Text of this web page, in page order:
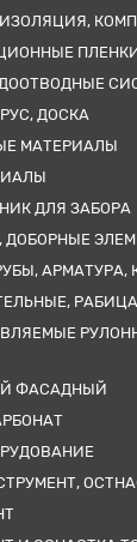
ДОСКА
МАТЕРИАЛЫ
ДЛЯ ЗАБОРА
ДОБОРНЫЕ
АРМАТУРА,
РАБИЦА
ФАСАДНЫЙ